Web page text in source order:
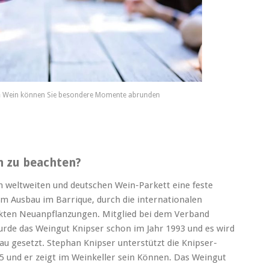
können Sie besondere Momente abrunden
zu beachten?
weltweiten und deutschen Wein-Parkett eine feste
Ausbau im Barrique, durch die internationalen
Neuanpflanzungen. Mitglied bei dem Verband
das Weingut Knipser schon im Jahr 1993 und es wird
gesetzt. Stephan Knipser unterstützt die Knipser-
und er zeigt im Weinkeller sein Können. Das Weingut